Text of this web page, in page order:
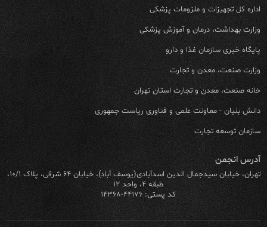
اداره کل تجهیزات و ملزومات پزشکی
وزارت بهداشت، درمان و آموزش پزشکی
پایگاه خبری سازمان غذا و دارو
وزارت صنعت، معدن و تجارت
خانه صنعت، معدن و تجارت استان تهران
دانش بنیان - معاونت علمی و فناوری ریاست جمهوری
سازمان توسعه تجارت
آدرس انجمن
تهران، خیابان سیدجمال الدین اسدآبادی(یوسف آباد)، خیابان ۶۴ شرقی، پلاک ۱۰/۱،
طبقه ۴، واحد ۱۲
کد پستی: ۴۴۱۷۶-۱۴۳۶۸